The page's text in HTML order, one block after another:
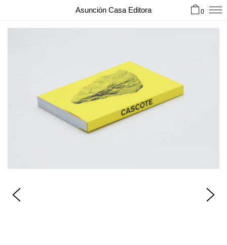
Asunción Casa Editora 0